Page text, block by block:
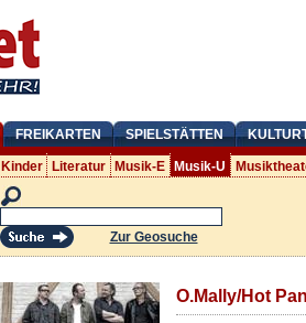
FREIKARTEN SPIELSTÄTTEN
Kinder Literatur Musik-E Musik-U
Zur Geosuche
O.Mally/Hot